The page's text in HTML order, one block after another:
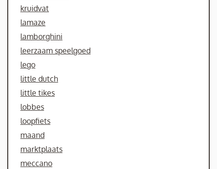
kruidvat
lamaze
lamborghini
leerzaam speelgoed
lego
little dutch
little tikes
lobbes
loopfiets
maand
marktplaats
meccano